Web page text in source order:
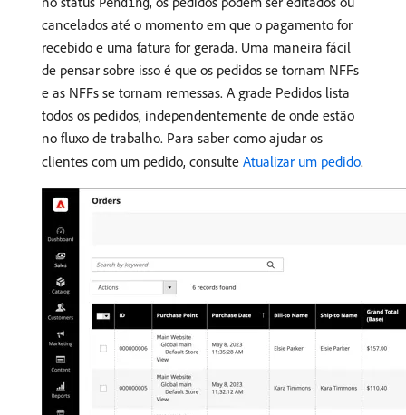
cancelados até o momento em que o pagamento for
recebido e uma fatura for gerada. Uma maneira fácil
de pensar sobre isso é que os pedidos se tornam NFFs
e as NFFs se tornam remessas. A grade Pedidos lista
todos os pedidos, independentemente de onde estão
no fluxo de trabalho. Para saber como ajudar os
clientes com um pedido, consulte Atualizar um pedido.